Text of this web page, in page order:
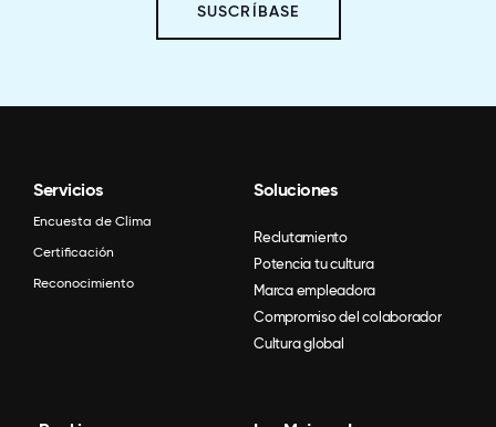
SUSCRÍBASE
Servicios
Encuesta de Clima
Certificación
Reconocimiento
Soluciones
Reclutamiento
Potencia tu cultura
Marca empleadora
Compromiso del colaborador
Cultura global